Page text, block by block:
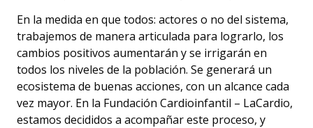
En la medida en que todos: actores o no del sistema,
trabajemos de manera articulada para lograrlo, los
cambios positivos aumentarán y se irrigarán en
todos los niveles de la población. Se generará un
ecosistema de buenas acciones, con un alcance cada
vez mayor. En la Fundación Cardioinfantil – LaCardio,
estamos decididos a acompañar este proceso, y